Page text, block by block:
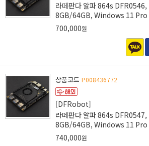
라떼판다 알파 864s DFR0546,
8GB/64GB, Windows 11
정품 라이선스(미포함), 전용 어
700,000원
상품코드 P008436772
[DFRobot]
라떼판다 알파 864s DFR0547,
8GB/64GB, Windows 11
정품 라이선스 포함, 전용 어댑터
740,000원